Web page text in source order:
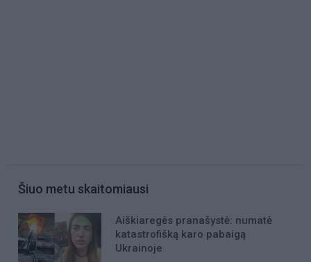
Šiuo metu skaitomiausi
Aiškiaregės pranašystė: numatė
katastrofišką karo pabaigą
Ukrainoje